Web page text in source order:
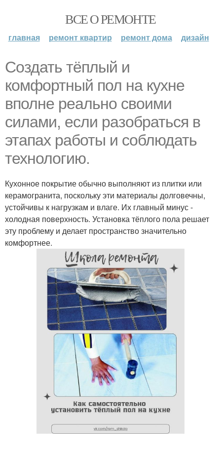
ВСЕ О РЕМОНТЕ
главная ремонт квартир ремонт дома дизайн
Создать тёплый и
комфортный пол на кухне
вполне реально своими
силами, если разобраться в
этапах работы и соблюдать
технологию.
Кухонное покрытие обычно выполняют из плитки или
керамогранита, поскольку эти материалы долговечны,
устойчивы к нагрузкам и влаге. Их главный минус -
холодная поверхность. Установка тёплого пола решает
эту проблему и делает пространство значительно
комфортнее.